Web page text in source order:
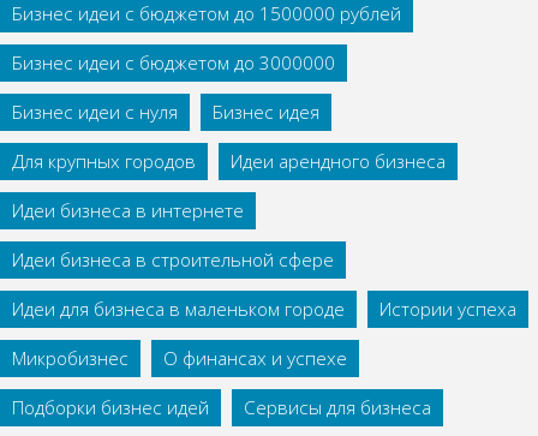
Бизнес идеи с бюджетом до 1500000 рублей
Бизнес идеи с бюджетом до 3000000
Бизнес идеи с нуля
Бизнес идея
Для крупных городов
Идеи арендного бизнеса
Идеи бизнеса в интернете
Идеи бизнеса в строительной сфере
Идеи для бизнеса в маленьком городе
Истории успеха
Микробизнес
О финансах и успехе
Подборки бизнес идей
Сервисы для бизнеса